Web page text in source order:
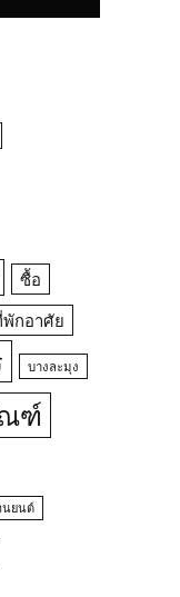
ซื้อ
กอาศัย
บางละมุง
ฑ์
นยนต์